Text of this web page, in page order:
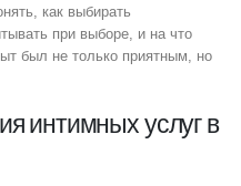
как выбирать
при выборе, и на что
был не только приятным, но
интимных услуг в